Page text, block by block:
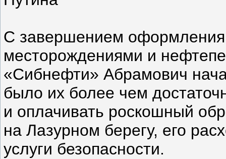
С завершением оформления
месторождениями и
«Сибнефти» Абрамович
было их более чем
и оплачивать роскошный
на Лазурном берегу, его
услуги безопасности.